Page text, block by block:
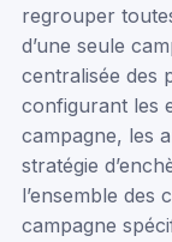
regrouper
d’une seule
centralisée des
configurant les
campagne, les
stratégie
l’ensemble des
campagne